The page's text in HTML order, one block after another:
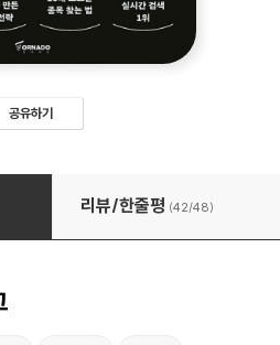
공유하기
었다 리뷰/한줄평 (42/48)